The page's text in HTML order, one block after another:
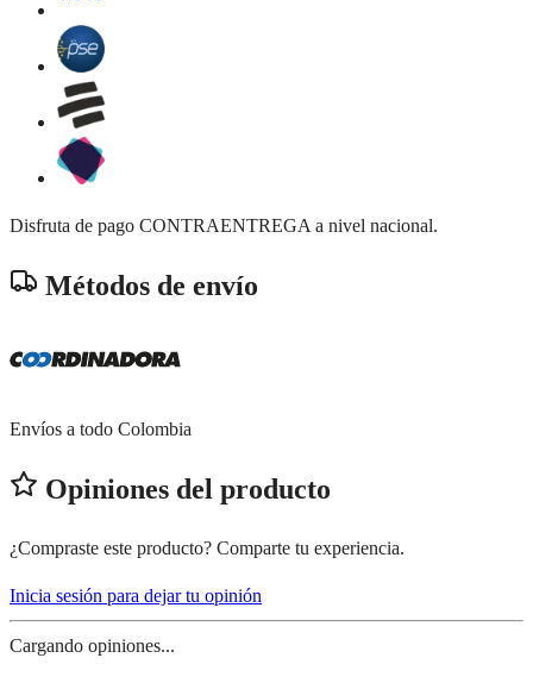
Disfruta de pago CONTRAENTREGA a nivel nacional.
Métodos de envío
Envíos a todo Colombia
Opiniones del producto
¿Compraste este producto? Comparte tu experiencia.
Inicia sesión para dejar tu opinión
Cargando opiniones...